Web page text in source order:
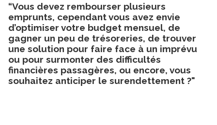
“Vous devez rembourser plusieurs
emprunts, cependant vous avez envie
d’optimiser votre budget mensuel, de
gagner un peu de trésoreries, de trouver
une solution pour faire face à un imprévu
ou pour surmonter des difficultés
financières passagères, ou encore, vous
souhaitez anticiper le surendettement ?"